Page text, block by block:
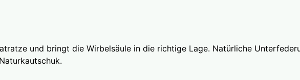
und bringt die Wirbelsäule in die richtige Lage. Natürliche